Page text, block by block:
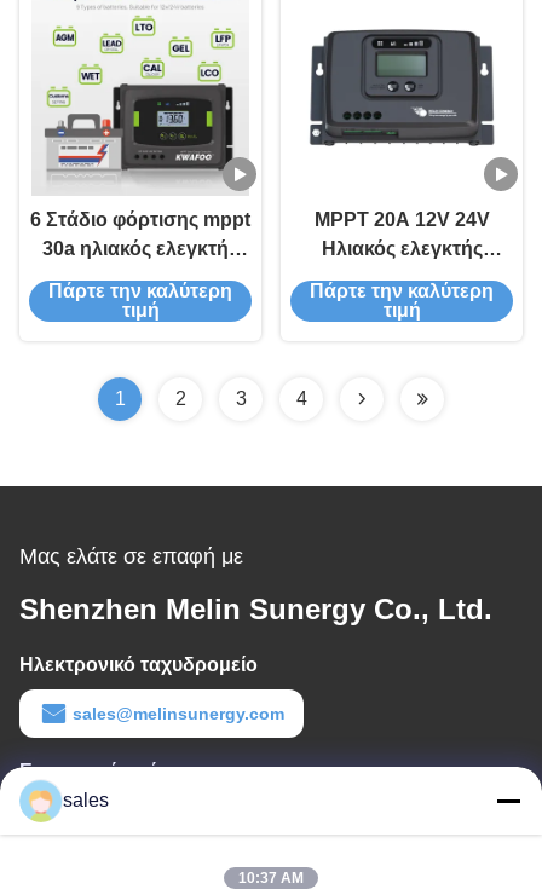
Υψηλής Απόδοσης για
Συστήματα 12V 24V
6 Στάδιο φόρτισης mppt
30a ηλιακός ελεγκτής
φόρτισης
Πάρτε την καλύτερη
τιμή
MPPT 20A 12V 24V
Ηλιακός ελεγκτής
φόρτισης αυτοκινήτου
έξυπνος για μπαταρία
Πάρτε την καλύτερη
τιμή
1 2 3 4
Μας ελάτε σε επαφή με
Shenzhen Melin Sunergy Co., Ltd.
Ηλεκτρονικό ταχυδρομείο
sales@melinsunergy.com
Εργασιακό χρόνο
8:30-18:00
sales
10:37 AM